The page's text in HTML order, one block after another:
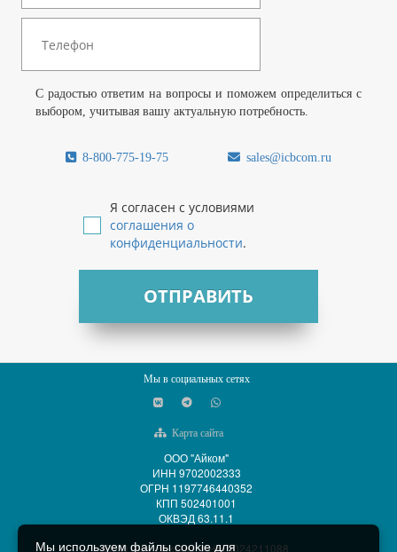
С радостью ответим на вопросы и поможем определиться с
выбором, учитывая вашу актуальную потребность.
8-800-775-19-75 sales@icbcom.ru
Я согласен с условиями
соглашения о
конфиденциальности.
ОТПРАВИТЬ
Мы в социальных сетях
Карта сайта
ООО "Айком"
ИНН 9702002333
ОГРН 1197746440352
КПП 502401001
ОКВЭД 63.11.1
ООО "АйСиБиКом" ИНН 5024211088
Мы используем файлы cookie для